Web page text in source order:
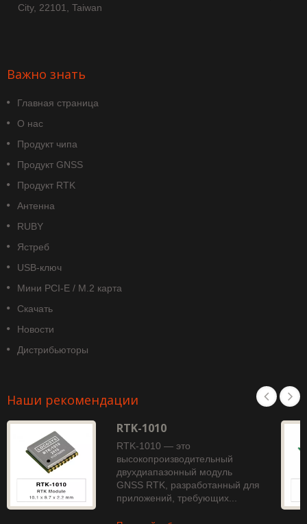
City, 22101, Taiwan
Важно знать
Главная страница
О нас
Продукт чипа
Продукт GNSS
Продукт RTK
Антенна
RUBY
Ястреб
USB-ключ
Мини PCI-E / M.2 карта
Скачать
Новости
Дистрибьюторы
Наши рекомендации
RTK-1010
RTK-1010 — это
высокопроизводительный
двухдиапазонный модуль
GNSS RTK, разработанный для
приложений, требующих...